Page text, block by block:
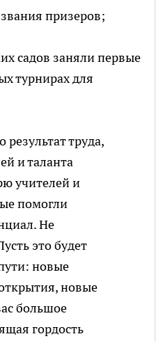
призеров;
садов заняли первые
турнирах для
результат труда,
и таланта
учителей и
помогли
Не
это будет
новые
новые
большое
гордость